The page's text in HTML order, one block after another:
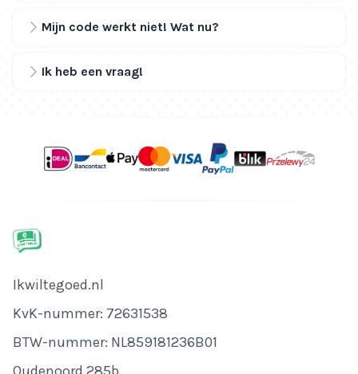
Mijn code werkt niet! Wat nu?
Ik heb een vraag!
Bedrijfsnaam
Ikwiltegoed.nl
KvK-nummer
KvK-nummer: 72631538
BTW-nummer
BTW-nummer: NL859181236B01
Adres